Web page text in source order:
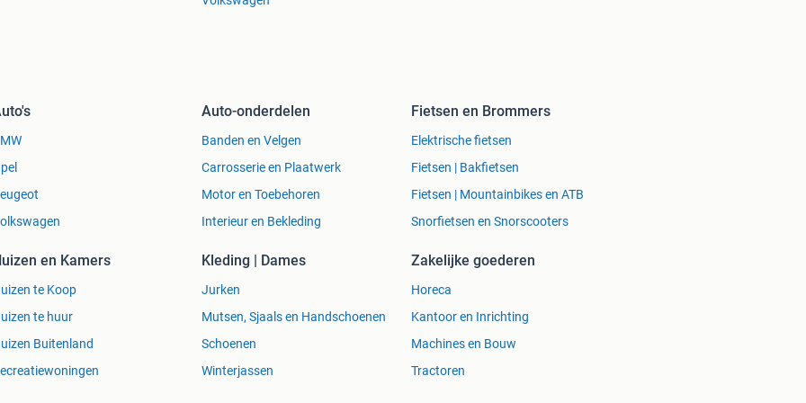
Auto-onderdelen
Banden en Velgen
Carrosserie en Plaatwerk
Motor en Toebehoren
Interieur en Bekleding
Fietsen en Brommers
Elektrische fietsen
Fietsen | Bakfietsen
Fietsen | Mountainbikes en ATB
Snorfietsen en Snorscooters
en Kamers
te Koop
te huur
Buitenland
Kleding | Dames
Jurken
Mutsen, Sjaals en Handschoenen
Schoenen
Winterjassen
Zakelijke goederen
Horeca
Kantoor en Inrichting
Machines en Bouw
Tractoren